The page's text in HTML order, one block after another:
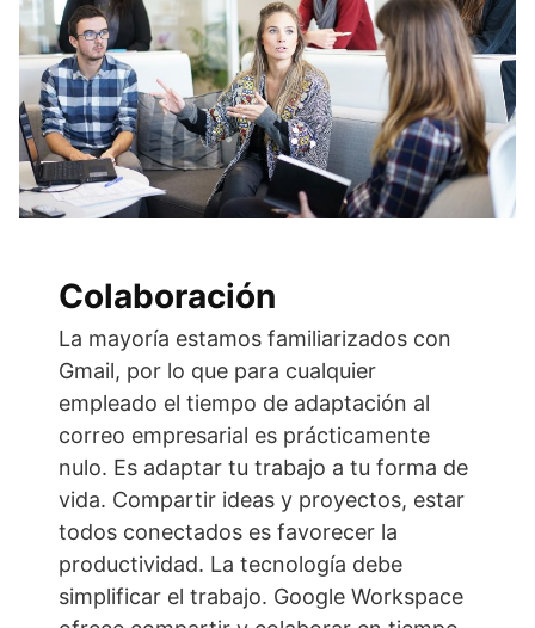
Colaboración
La mayoría estamos familiarizados con
Gmail, por lo que para cualquier
empleado el tiempo de adaptación al
correo empresarial es prácticamente
nulo. Es adaptar tu trabajo a tu forma de
vida. Compartir ideas y proyectos, estar
todos conectados es favorecer la
productividad. La tecnología debe
simplificar el trabajo. Google Workspace